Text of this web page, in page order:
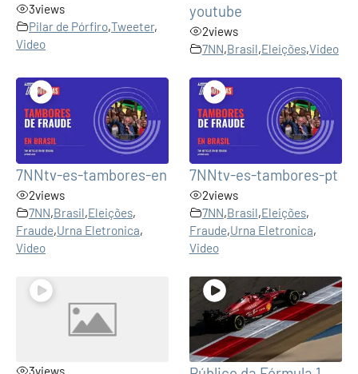
3views
Pilar de Pórfiro,Tweeter,
Video
youtube
2views
7NN,Brasil,Eleições,Video
7NNtv-es-tambores-en
2views
7NN,Brasil,Eleições,
Fraude,Urna Eletronica,
Video
7NNtv-es-tambores-pt
2views
7NN,Brasil,Eleições,
Fraude,Urna Eletronica,
Video
3views